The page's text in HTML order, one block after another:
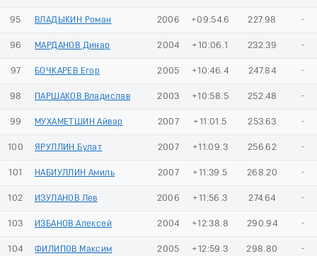
95 ВЛАДЫКИН Роман 2006 +09:54.6 227.98 -
96 МАРДАНОВ Динар 2004 +10:06.1 232.39 -
97 БОЧКАРЕВ Егор 2005 +10:46.4 247.84 -
98 ПАРШАКОВ Владислав 2003 +10:58.5 252.48 -
99 МУХАМЕТШИН Айвар 2007 +11:01.5 253.63 -
100 ЯРУЛЛИН Булат 2007 +11:09.3 256.62 -
101 НАБИУЛЛИН Амиль 2007 +11:39.5 268.20 -
102 ИЗУЛАНОВ Лев 2006 +11:56.3 274.64 -
103 ИЗБАНОВ Алексей 2004 +12:38.8 290.94 -
104 ФИЛИПОВ Максим 2005 +12:59.3 298.80 -